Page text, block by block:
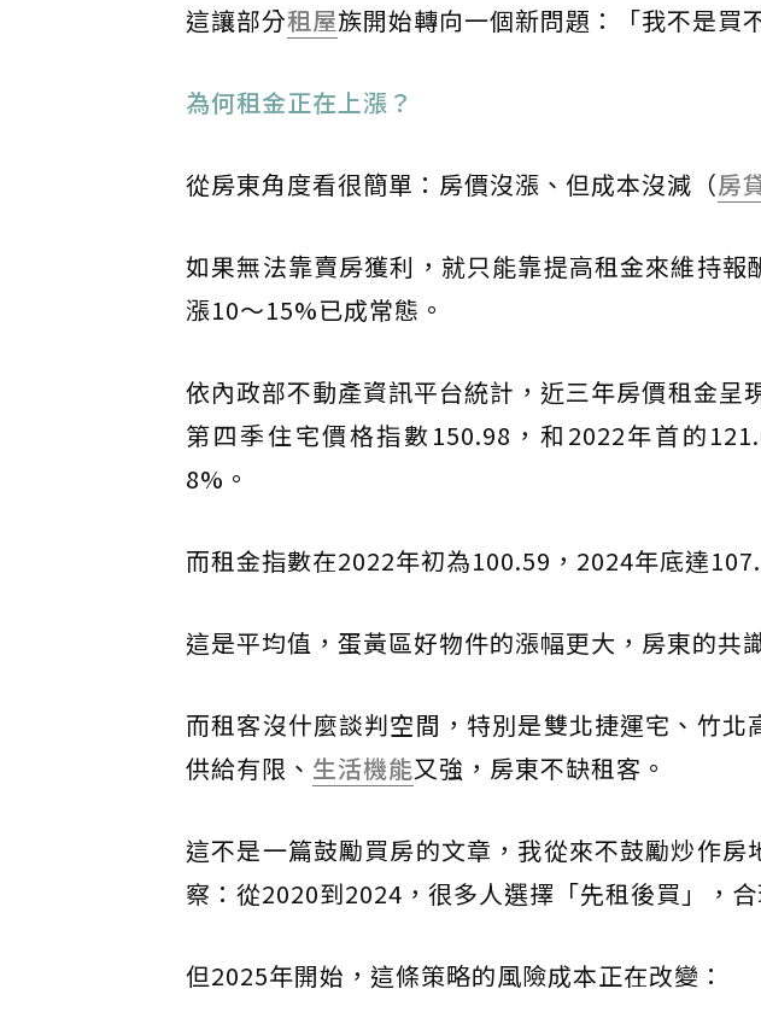
這讓部分租屋族開始轉向一個新問題：「我不是買
為何租金正在上漲？
從房東角度看很簡單：房價沒漲、但成本沒減（房
如果無法靠賣房獲利，就只能靠提高租金來維持
漲10～15%已成常態。
依內政部不動產資訊平台統計，近三年房價租金呈
第四季住宅價格指數150.98，和2022年首的
8%。
而租金指數在2022年初為100.59，2024年底達
這是平均值，蛋黃區好物件的漲幅更大，房東的共
而租客沒什麼談判空間，特別是雙北捷運宅、竹
供給有限、 生活機能又強，房東不缺租客。
這不是一篇鼓勵買房的文章，我從來不鼓勵炒作
察：從2020到2024，很多人選擇「先租後買」，合
但2025年開始，這條策略的風險成本正在改變：